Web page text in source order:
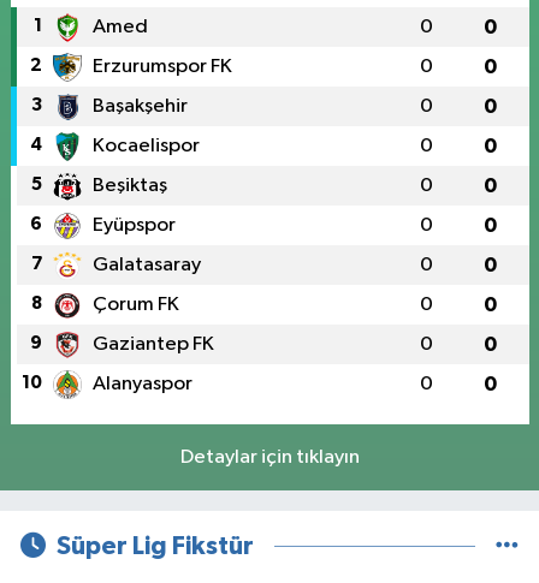
1 Amed 0 0
2 Erzurumspor FK 0 0
3 Başakşehir 0 0
4 Kocaelispor 0 0
5 Beşiktaş 0 0
6 Eyüpspor 0 0
7 Galatasaray 0 0
8 Çorum FK 0 0
9 Gaziantep FK 0 0
10 Alanyaspor 0 0
Detaylar için tıklayın
Süper Lig Fikstür